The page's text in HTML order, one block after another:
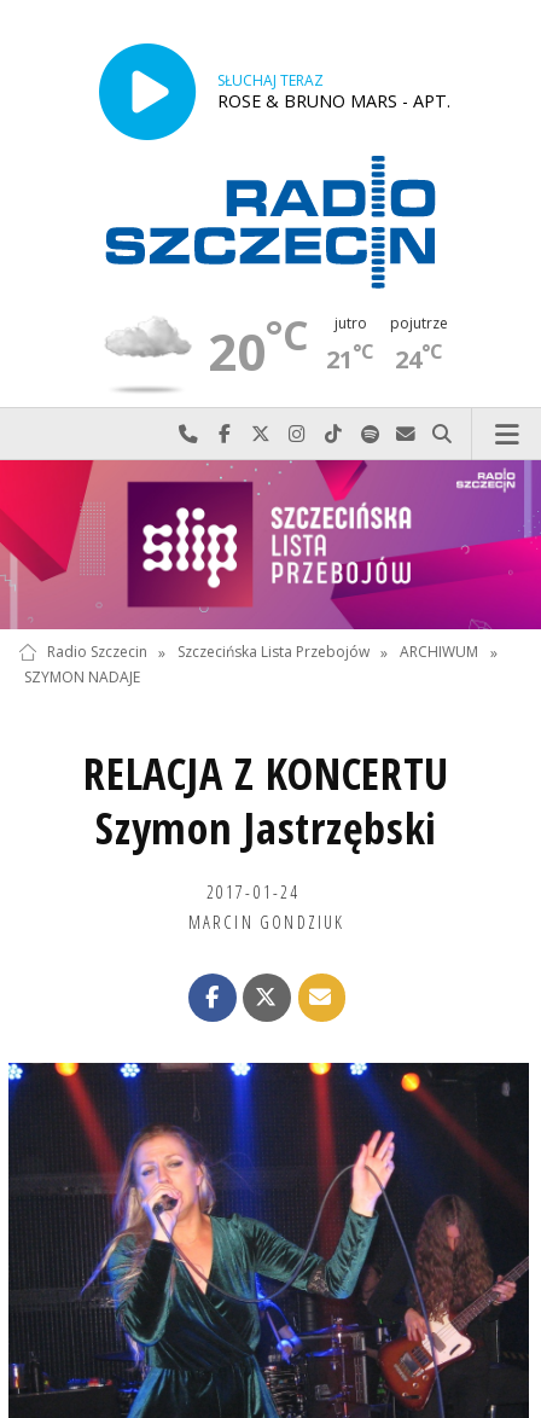
SŁUCHAJ TERAZ
ROSE & BRUNO MARS - APT.
20°C jutro
21°C
pojutrze
24°C
Najlepiej po prostu do nas zadzwoń
Odwiedź nas na Facebook-u
Odwiedź nas na X
Odwiedź nas na Instagram-ie
Odwiedź nas na TikTok-u
Szukaj nas na Spotify
Wyślij do nas
Szukaj
Radio Szczecin » Szczecińska Lista Przebojów » ARCHIWUM
»
SZYMON NADAJE
RELACJA Z KONCERTU
Szymon Jastrzębski
2017-01-24
MARCIN GONDZIUK